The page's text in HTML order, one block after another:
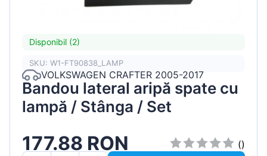
Disponibil (2)
SKU: W1-FT90838_LAMP
VOLKSWAGEN CRAFTER 2005-2017
Bandou lateral aripă spate cu
lampă / Stânga / Set
177.88 RON
()